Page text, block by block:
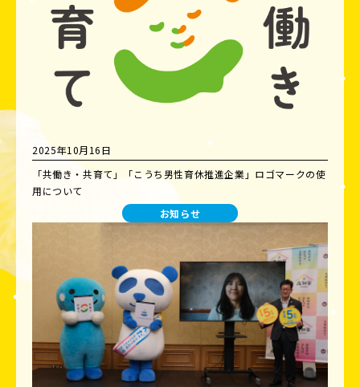
2025年10月16日
「共働き・共育て」「こうち男性育休推進企業」ロゴマークの使
用について
お知らせ